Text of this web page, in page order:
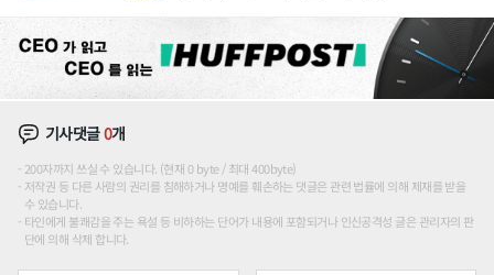
기사댓글0개
200자까지 쓰실 수 있습니다. (현재 0 byte / 최대 400byte)
저작권 등 다른 사람의 권리를 침해하거나 명예를 훼손하는 댓글은 관련 법률에 의해 제재를 받을
수 있습니다.
타인에게 불쾌감을 주는 욕설 등 비하하는 단어가 내용에 포함되거나 인신공격성 글은 관리자의 판
단에 의해 삭제 합니다.